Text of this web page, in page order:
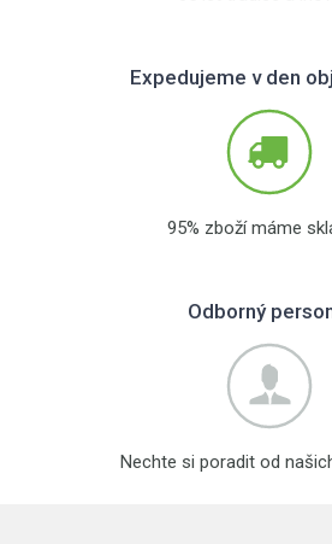
Expedujeme v den
95% zboží máme
Odborný
Nechte si poradit od